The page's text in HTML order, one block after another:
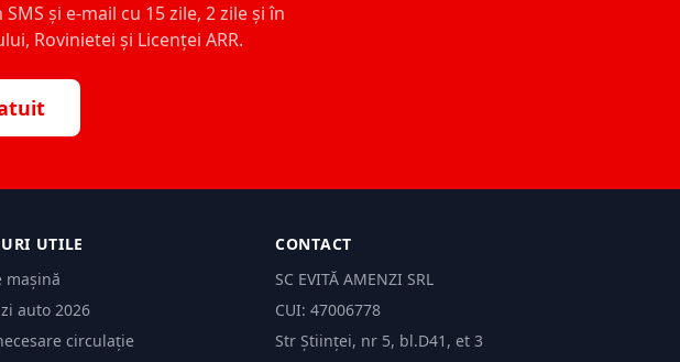
și e-mail cu 15 zile, 2 zile și în
Rovinietei și Licenței ARR.
UTILE
mașină
auto 2026
circulație
CONTACT
SC EVITĂ AMENZI SRL
CUI: 47006778
Str Științei, nr 5, bl.D41, et 3